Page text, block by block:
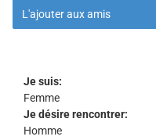
L'ajouter aux amis
Je suis:
Femme
Je désire rencontrer:
Homme